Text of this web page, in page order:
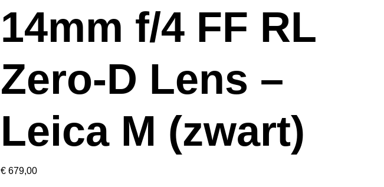
14mm f/4 FF RL
Zero-D Lens –
Leica M (zwart)
€ 679,00